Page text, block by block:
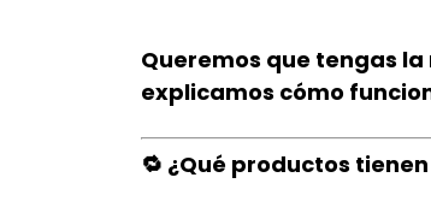
Queremos que tengas
explicamos cómo
🔁 ¿Qué productos